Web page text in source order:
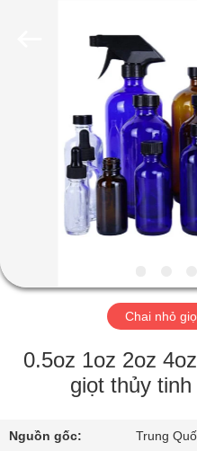
PHẨM
VIDEO
CHƯƠNG
TRÌNH
Chai nhỏ
0.5oz 1oz 2oz
giọt thủy
Nguồn gốc: Trung